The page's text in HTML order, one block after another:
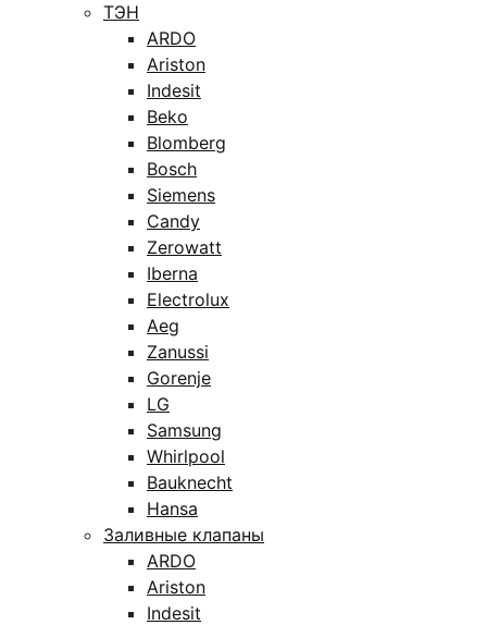
ТЭН
ARDO
Ariston
Indesit
Beko
Blomberg
Bosch
Siemens
Candy
Zerowatt
Iberna
Electrolux
Aeg
Zanussi
Gorenje
LG
Samsung
Whirlpool
Bauknecht
Hansa
Заливные клапаны
ARDO
Ariston
Indesit